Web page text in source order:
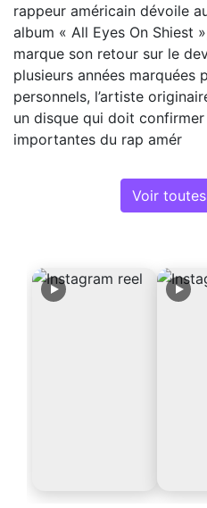
rappeur américain dévoile
album « All Eyes On Shiest
marque son retour sur le
plusieurs années marquées
personnels, l’artiste
un disque qui doit
importantes du rap amér
Voir